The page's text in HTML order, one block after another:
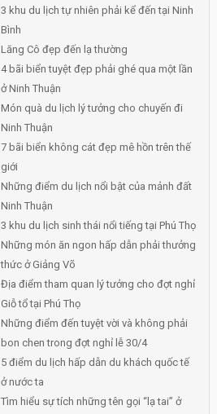
3 khu du lịch tự nhiên phải kể đến tại Ninh
Bình
Lăng Cô đẹp đến lạ thường
4 bãi biển tuyệt đẹp phải ghé qua một lần
ở Ninh Thuận
Món quà du lịch lý tưởng cho chuyến đi
Ninh Thuận
7 bãi biển không cát đẹp mê hồn trên thế
giới
Những điểm du lịch nổi bật của mảnh đất
Ninh Thuận
3 khu du lịch sinh thái nổi tiếng tại Phú Thọ
Những món ăn ngon hấp dẫn phải thưởng
thức ở Giảng Võ
Địa điểm tham quan lý tưởng cho đợt nghỉ
Giỗ tổ tại Phú Thọ
Những điểm đến tuyệt vời và không phải
bon chen trong đợt nghỉ lễ 30/4
5 điểm du lịch hấp dẫn du khách quốc tế
ở nước ta
Tìm hiểu sự tích những tên gọi “lạ tai” ở